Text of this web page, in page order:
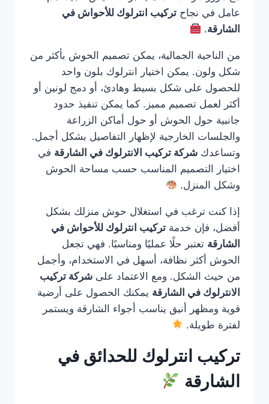
عامل في نجاح تركيب انترلوك للأحواش في
الشارقة.
من الناحية الجمالية، يمكن تصميم الحوش بأكثر من
شكل ولون. يمكن اختيار انترلوك بلون واحد
للحصول على شكل بسيط وهادئ، أو دمج لونين أو
أكثر لعمل تصميم مميز. كما يمكن تنفيذ حدود
جانبية حول الحوش أو حول أماكن الزراعة
والجلسات الخارجية لإظهار التفاصيل بشكل أجمل.
وتساعدك شركة تركيب الانترلوك في الشارقة في
اختيار التصميم المناسب حسب مساحة الحوش
وشكل المنزل.
إذا كنت ترغب في استغلال حوش منزلك بشكل
أفضل، فإن خدمة تركيب انترلوك للأحواش في
الشارقة تعتبر حلًا عمليًا ومناسبًا. فهي تجعل
الحوش أكثر نظافة، أسهل في الاستخدام، وأجمل
من حيث الشكل. ومع الاعتماد على شركة تركيب
الانترلوك في الشارقة يمكنك الحصول على أرضية
قوية ومظهر أنيق يناسب أجواء الشارقة ويستمر
لفترة طويلة.
تركيب انترلوك للحدائق في
الشارقة